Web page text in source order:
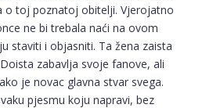
o toj poznatoj obitelji. Vjerojatno
ne bi trebala naći na ovom
staviti i objasniti. Ta žena zaista
zabavlja svoje fanove, ali
je novac glavna stvar svega.
pjesmu koju napravi, bez